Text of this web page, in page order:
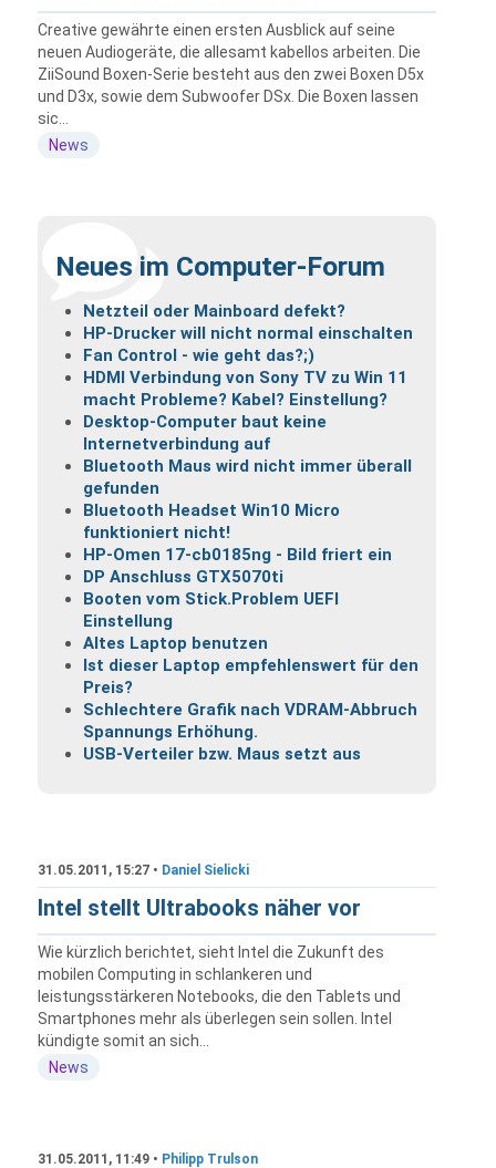
Creative gewährte einen ersten Ausblick auf seine
neuen Audiogeräte, die allesamt kabellos arbeiten. Die
ZiiSound Boxen-Serie besteht aus den zwei Boxen D5x
und D3x, sowie dem Subwoofer DSx. Die Boxen lassen
sic...
News
Neues im Computer-Forum
Netzteil oder Mainboard defekt?
HP-Drucker will nicht normal einschalten
Fan Control - wie geht das?;)
HDMI Verbindung von Sony TV zu Win 11
macht Probleme? Kabel? Einstellung?
Desktop-Computer baut keine
Internetverbindung auf
Bluetooth Maus wird nicht immer überall
gefunden
Bluetooth Headset Win10 Micro
funktioniert nicht!
HP-Omen 17-cb0185ng - Bild friert ein
DP Anschluss GTX5070ti
Booten vom Stick.Problem UEFI
Einstellung
Altes Laptop benutzen
Ist dieser Laptop empfehlenswert für den
Preis?
Schlechtere Grafik nach VDRAM-Abbruch
Spannungs Erhöhung.
USB-Verteiler bzw. Maus setzt aus
31.05.2011, 15:27 • Daniel Sielicki
Intel stellt Ultrabooks näher vor
Wie kürzlich berichtet, sieht Intel die Zukunft des
mobilen Computing in schlankeren und
leistungsstärkeren Notebooks, die den Tablets und
Smartphones mehr als überlegen sein sollen. Intel
kündigte somit an sich...
News
31.05.2011, 11:49 • Philipp Trulson